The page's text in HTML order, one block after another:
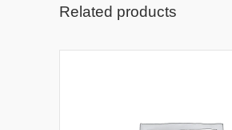
Related products